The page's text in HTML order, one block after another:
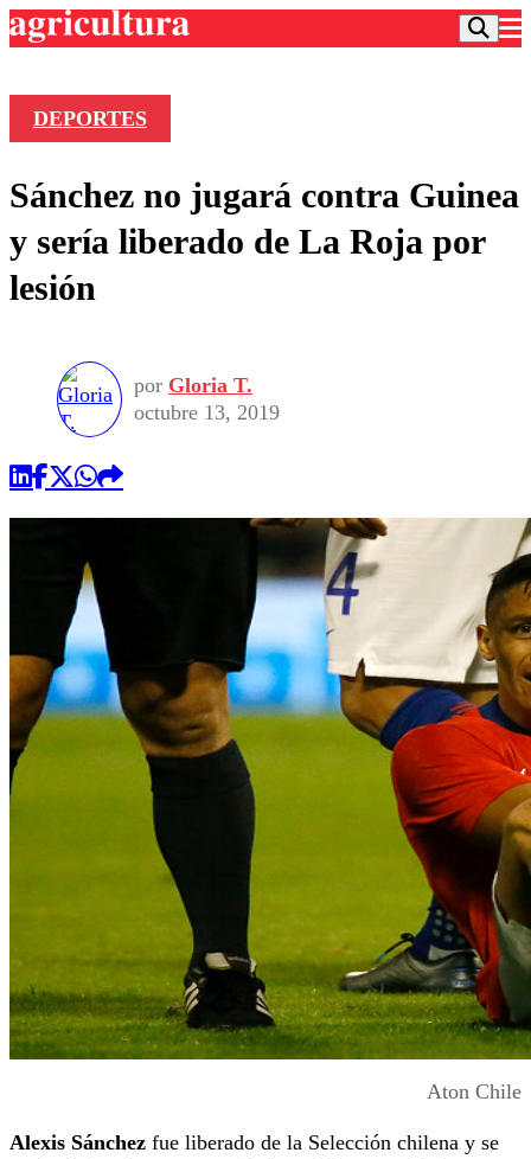
Frecuencias
Agricultura TV
Deportes
Seleccion Chilena
Torneo Internacional
Economía
Internacional
Publicaciones en medios
Opinión
DEPORTES
Sánchez no jugará contra Guinea
y sería liberado de La Roja por
lesión
por Gloria T.
octubre 13, 2019
Aton Chile
Alexis Sánchez fue liberado de la Selección chilena y se